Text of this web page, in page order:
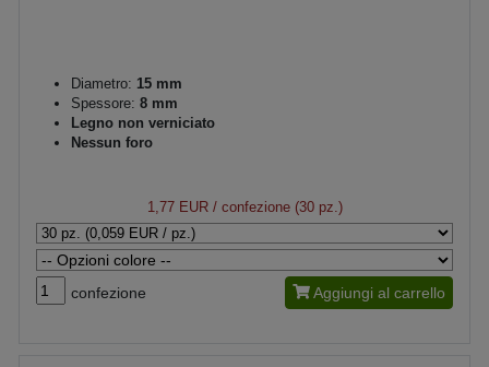
Diametro: 15 mm
Spessore: 8 mm
Legno non verniciato
Nessun foro
1,77 EUR/ confezione (30 pz.)
confezione Aggiungi al carrello